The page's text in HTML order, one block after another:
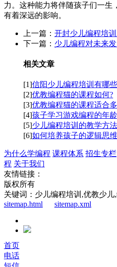
力。这种能力将伴随孩子们一生
有着深远的影响。
上一篇： 开封少儿编程培
下一篇： 少儿编程对未来
相关文章
[1]信阳少儿编程培训有哪
[2]优教编程猫的课程如何?
[3]优教编程猫的课程适合
[4]孩子学习游戏编程的年
[5]少儿编程培训的教学方
[6]如何培养孩子的逻辑思
为什么学编程 课程体系 招生专栏
程 关于我们
友情链接：
版权所有
关键词：少儿编程培训,优教少
sitemap.html
sitemap.xml
首页
电话